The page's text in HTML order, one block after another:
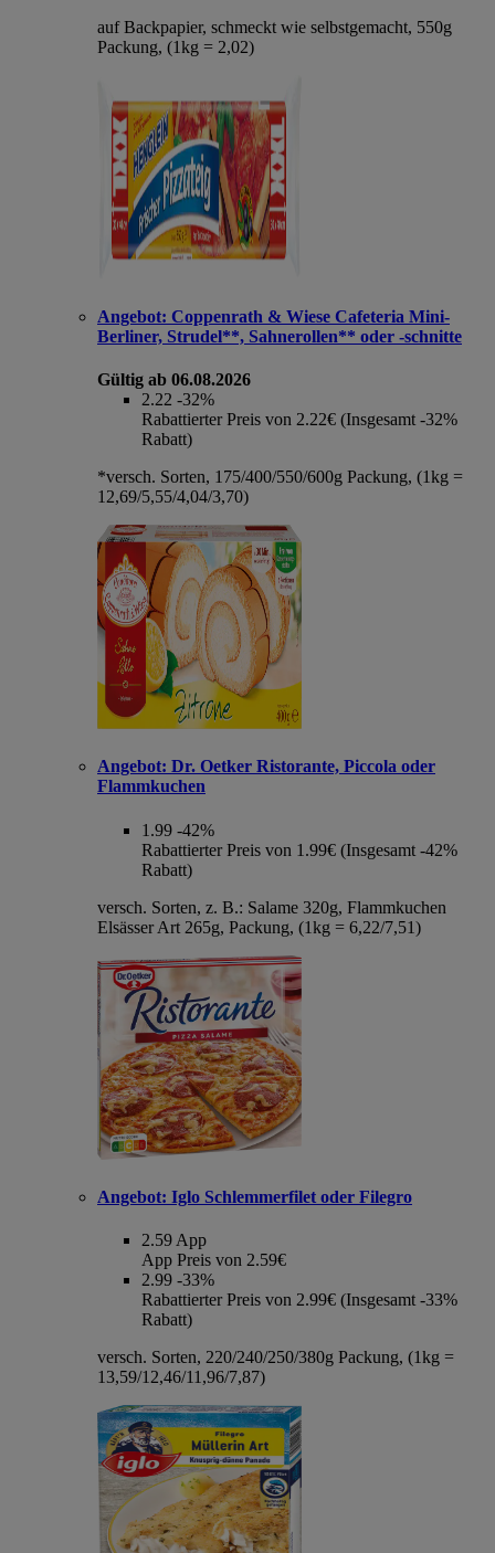
auf Backpapier, schmeckt wie selbstgemacht, 550g
Packung, (1kg = 2,02)
Angebot: Coppenrath & Wiese Cafeteria Mini-
Berliner, Strudel**, Sahnerollen** oder -schnitte
Gültig ab 06.08.2026
2.22 -32%
Rabattierter Preis von 2.22€ (Insgesamt -32%
Rabatt)
*versch. Sorten, 175/400/550/600g Packung, (1kg =
12,69/5,55/4,04/3,70)
Angebot: Dr. Oetker Ristorante, Piccola oder
Flammkuchen
1.99 -42%
Rabattierter Preis von 1.99€ (Insgesamt -42%
Rabatt)
versch. Sorten, z. B.: Salame 320g, Flammkuchen
Elsässer Art 265g, Packung, (1kg = 6,22/7,51)
Angebot: Iglo Schlemmerfilet oder Filegro
2.59 App
App Preis von 2.59€
2.99 -33%
Rabattierter Preis von 2.99€ (Insgesamt -33%
Rabatt)
versch. Sorten, 220/240/250/380g Packung, (1kg =
13,59/12,46/11,96/7,87)